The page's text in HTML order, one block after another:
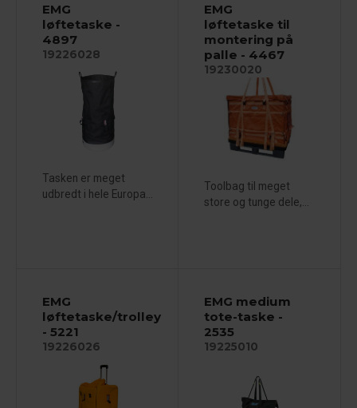
EMG
løftetaske -
4897
19226028
Tasken er meget
udbredt i hele Europa...
EMG
løftetaske til
montering på
palle - 4467
19230020
Toolbag til meget
store og tunge dele,...
EMG
løftetaske/trolley
- 5221
19226026
EMG medium
tote-taske -
2535
19225010